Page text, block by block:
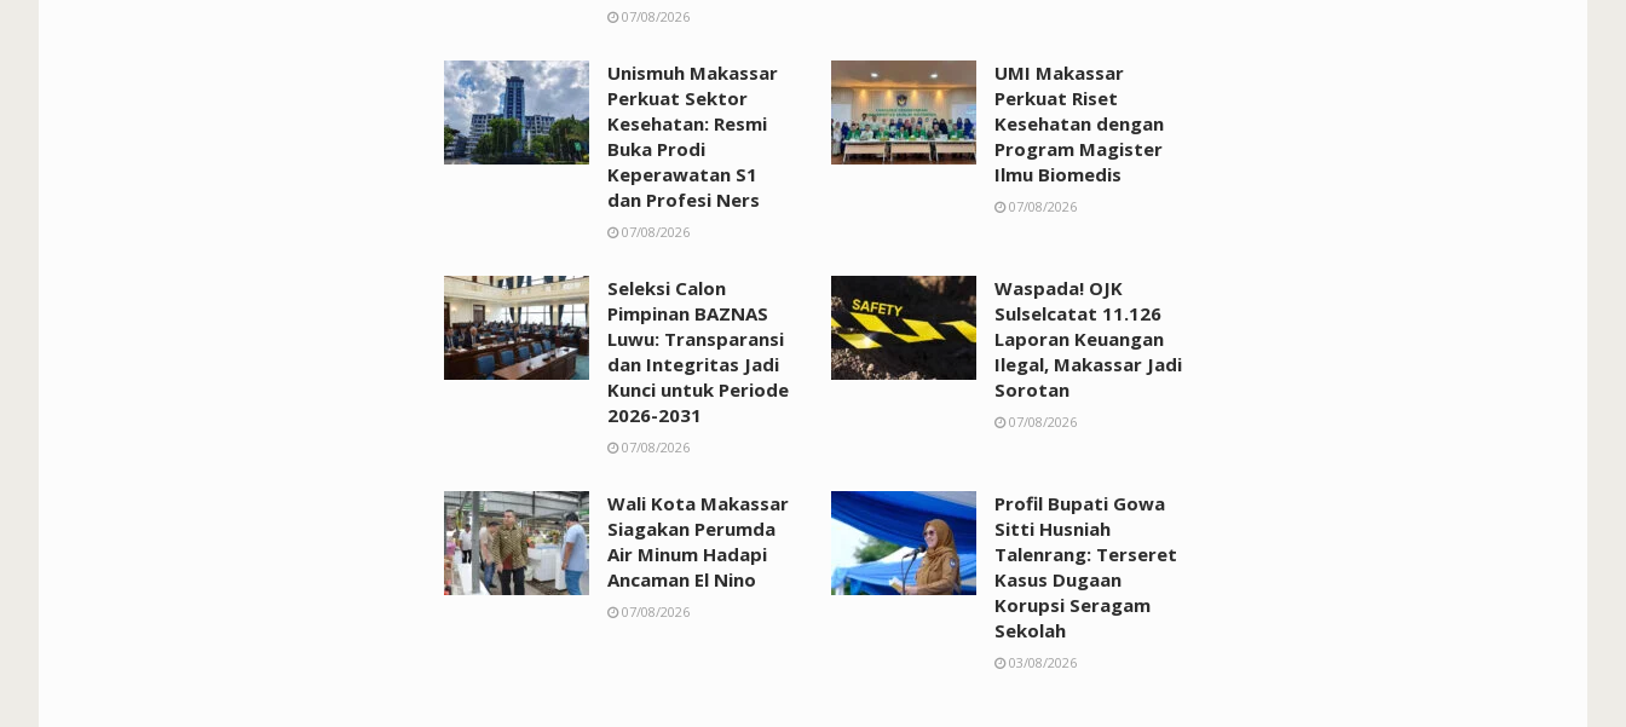
07/08/2026
Unismuh Makassar
Perkuat Sektor
Kesehatan: Resmi
Buka Prodi
Keperawatan S1
dan Profesi Ners
07/08/2026
UMI Makassar
Perkuat Riset
Kesehatan dengan
Program Magister
Ilmu Biomedis
07/08/2026
Seleksi Calon
Pimpinan BAZNAS
Luwu: Transparansi
dan Integritas Jadi
Kunci untuk Periode
2026-2031
07/08/2026
Waspada! OJK
Sulselcatat 11.126
Laporan Keuangan
Ilegal, Makassar Jadi
Sorotan
07/08/2026
Wali Kota Makassar
Siagakan Perumda
Air Minum Hadapi
Ancaman El Nino
07/08/2026
Profil Bupati Gowa
Sitti Husniah
Talenrang: Terseret
Kasus Dugaan
Korupsi Seragam
Sekolah
03/08/2026